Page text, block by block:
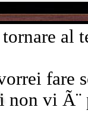
al
fare
non vi Ã¨